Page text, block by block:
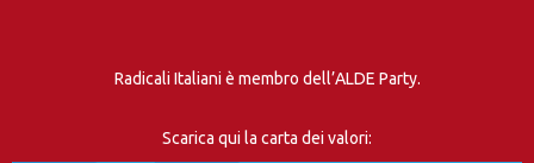
Radicali Italiani è membro dell’ALDE Party.
Scarica qui la carta dei valori: